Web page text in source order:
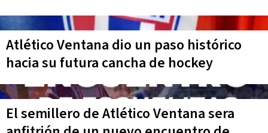
Atlético Ventana dio un paso histórico
hacia su futura cancha de hockey
El semillero de Atlético Ventana sera